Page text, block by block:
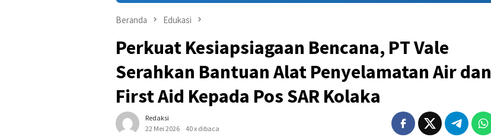
Beranda Edukasi
Perkuat Kesiapsiagaan Bencana, PT Vale
Serahkan Bantuan Alat Penyelamatan Air dan
First Aid Kepada Pos SAR Kolaka
Redaksi
22 Mei 2026
40 x dibaca